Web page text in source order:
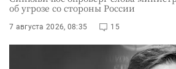
об угрозе со стороны России
7 августа 2026, 08:35 15